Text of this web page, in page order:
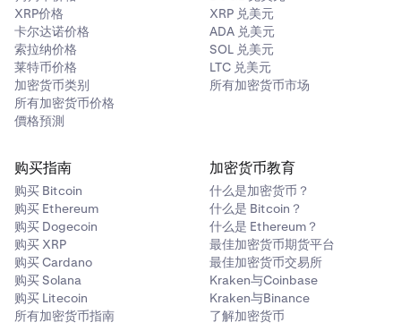
XRP价格
卡尔达诺价格
索拉纳价格
莱特币价格
加密货币类别
所有加密货币价格
價格預測
XRP 兑美元
ADA 兑美元
SOL 兑美元
LTC 兑美元
所有加密货币市场
购买指南
购买 Bitcoin
购买 Ethereum
购买 Dogecoin
购买 XRP
购买 Cardano
购买 Solana
购买 Litecoin
所有加密货币指南
加密货币教育
什么是加密货币？
什么是 Bitcoin？
什么是 Ethereum？
最佳加密货币期货平台
最佳加密货币交易所
Kraken与Coinbase
Kraken与Binance
了解加密货币